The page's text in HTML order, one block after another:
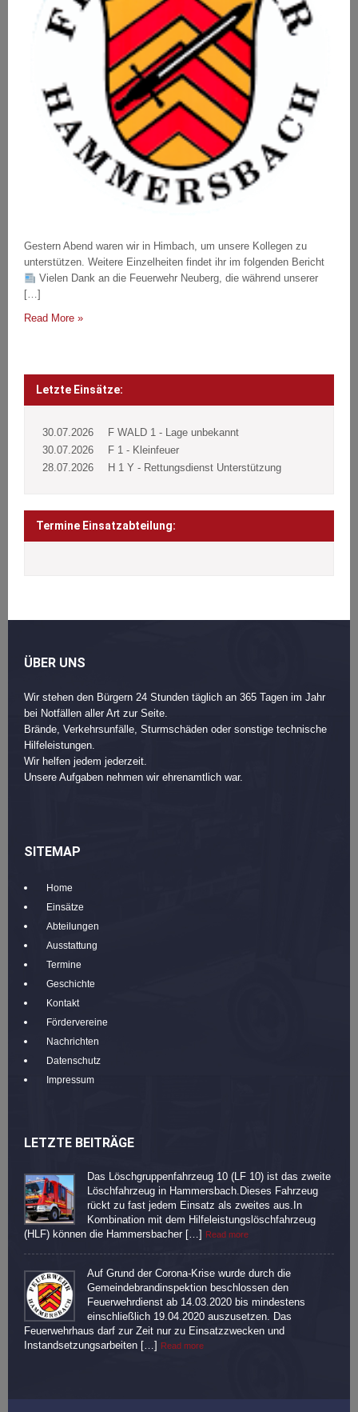
Gestern Abend waren wir in Himbach, um unsere Kollegen zu
unterstützen. Weitere Einzelheiten findet ihr im folgenden Bericht
Vielen Dank an die Feuerwehr Neuberg, die während unserer
[…]
Read More »
der
Beiträge
Letzte Einsätze:
30.07.2026
F WALD 1 - Lage unbekannt
30.07.2026
F 1 - Kleinfeuer
28.07.2026
H 1 Y - Rettungsdienst Unterstützung
Termine Einsatzabteilung:
ÜBER UNS
Wir stehen den Bürgern 24 Stunden täglich an 365 Tagen im Jahr
bei Notfällen aller Art zur Seite.
Brände, Verkehrsunfälle, Sturmschäden oder sonstige technische
Hilfeleistungen.
Wir helfen jedem jederzeit.
Unsere Aufgaben nehmen wir ehrenamtlich war.
SITEMAP
Home
Einsätze
Abteilungen
Ausstattung
Termine
Geschichte
Kontakt
Fördervereine
Nachrichten
Datenschutz
Impressum
LETZTE BEITRÄGE
Das Löschgruppenfahrzeug 10 (LF 10) ist das zweite
Löschfahrzeug in Hammersbach.Dieses Fahrzeug
rückt zu fast jedem Einsatz als zweites aus.In
Kombination mit dem Hilfeleistungslöschfahrzeug
(HLF) können die Hammersbacher […] Read more
Auf Grund der Corona-Krise wurde durch die
Gemeindebrandinspektion beschlossen den
Feuerwehrdienst ab 14.03.2020 bis mindestens
einschließlich 19.04.2020 auszusetzen. Das
Feuerwehrhaus darf zur Zeit nur zu Einsatzzwecken und
Instandsetzungsarbeiten […] Read more